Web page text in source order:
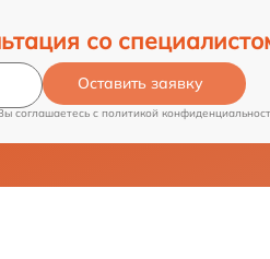
со
Оставить заявку
соглашаетесь c политикой